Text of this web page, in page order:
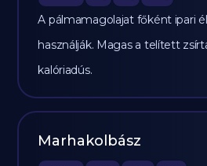
A pálmamagolajat főként ipari
használják. Magas a telített
kalóriadús.
Marhakolbász